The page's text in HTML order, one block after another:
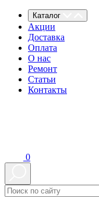
Каталог
Акции
Доставка
Оплата
О нас
Ремонт
Статьи
Контакты
0